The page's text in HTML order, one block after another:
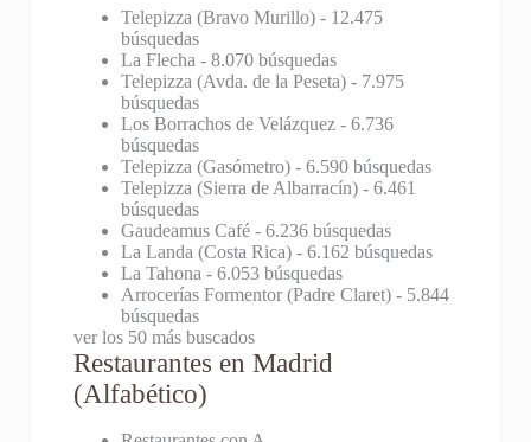
Telepizza (Bravo Murillo)- 12.475
búsquedas
La Flecha - 8.070 búsquedas
Telepizza (Avda. de la Peseta)- 7.975
búsquedas
Los Borrachos de Velázquez- 6.736
búsquedas
Telepizza (Gasómetro)- 6.590 búsquedas
Telepizza (Sierra de Albarracín)- 6.461
búsquedas
Gaudeamus Café- 6.236 búsquedas
La Landa (Costa Rica)- 6.162 búsquedas
La Tahona - 6.053 búsquedas
Arrocerías Formentor (Padre Claret)- 5.844
búsquedas
ver los 50 más buscados
Restaurantes en Madrid
(Alfabético)